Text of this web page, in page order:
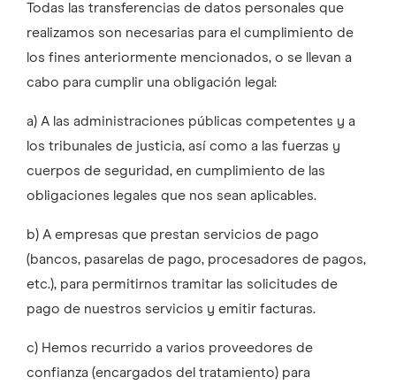
Todas las transferencias de datos personales que
realizamos son necesarias para el cumplimiento de
los fines anteriormente mencionados, o se llevan a
cabo para cumplir una obligación legal:
a) A las administraciones públicas competentes y a
los tribunales de justicia, así como a las fuerzas y
cuerpos de seguridad, en cumplimiento de las
obligaciones legales que nos sean aplicables.
b) A empresas que prestan servicios de pago
(bancos, pasarelas de pago, procesadores de pagos,
etc.), para permitirnos tramitar las solicitudes de
pago de nuestros servicios y emitir facturas.
c) Hemos recurrido a varios proveedores de
confianza (encargados del tratamiento) para